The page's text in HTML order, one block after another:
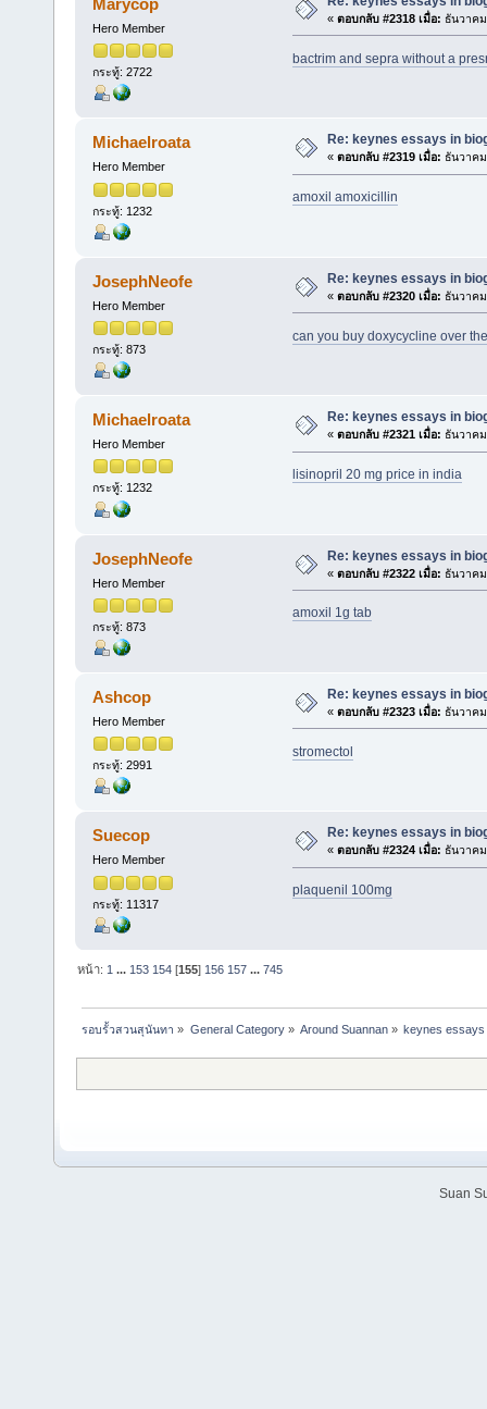
Hero Member
กระทู้: 2722
« ตอบกลับ #2318 เมื่อ: ธันวาค
bactrim and sepra without a
Michaelroata
Hero Member
กระทู้: 1232
Re: keynes essays in
« ตอบกลับ #2319 เมื่อ: ธันวาค
amoxil amoxicillin
JosephNeofe
Hero Member
กระทู้: 873
Re: keynes essays in
« ตอบกลับ #2320 เมื่อ: ธันวาค
can you buy doxycycline over
Michaelroata
Hero Member
กระทู้: 1232
Re: keynes essays in
« ตอบกลับ #2321 เมื่อ: ธันวาค
lisinopril 20 mg price in india
JosephNeofe
Hero Member
กระทู้: 873
Re: keynes essays in
« ตอบกลับ #2322 เมื่อ: ธันวาค
amoxil 1g tab
Ashcop
Hero Member
กระทู้: 2991
Re: keynes essays in
« ตอบกลับ #2323 เมื่อ: ธันวาค
stromectol
Suecop
Hero Member
กระทู้: 11317
Re: keynes essays in
« ตอบกลับ #2324 เมื่อ: ธันวาค
plaquenil 100mg
หน้า: 1 ... 153 154 [155] 156 157 ...745
รอบรั้วสวนสุนันทา » General Category» Around Suannan» keynes essays
Suan